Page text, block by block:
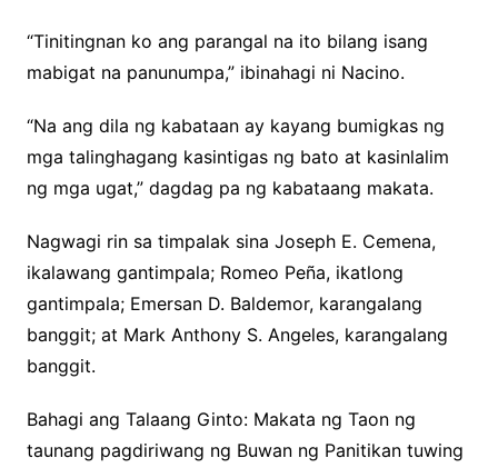
“Tinitingnan ko ang parangal na ito bilang isang
mabigat na panunumpa,” ibinahagi ni Nacino.
“Na ang dila ng kabataan ay kayang bumigkas ng
mga talinghagang kasintigas ng bato at kasinlalim
ng mga ugat,” dagdag pa ng kabataang makata.
Nagwagi rin sa timpalak sina Joseph E. Cemena,
ikalawang gantimpala; Romeo Peña, ikatlong
gantimpala; Emersan D. Baldemor, karangalang
banggit; at Mark Anthony S. Angeles, karangalang
banggit.
Bahagi ang Talaang Ginto: Makata ng Taon ng
taunang pagdiriwang ng Buwan ng Panitikan tuwing